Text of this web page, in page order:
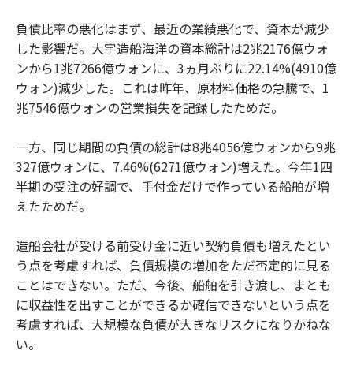
負債比率の悪化はまず、最近の業績悪化で、資本が減少
した影響だ。大宇造船海洋の資本総計は2兆2176億ウォ
ンから1兆7266億ウォンに、3ヵ月ぶりに22.14%(4910億
ウォン)減少した。これは昨年、原材料価格の急騰で、1
兆7546億ウォンの営業損失を記録したためだ。
一方、同じ期間の負債の総計は8兆4056億ウォンから9兆
327億ウォンに、7.46%(6271億ウォン)増えた。今年1四
半期の受注の好調で、手付金だけで作っている船舶が増
えたためだ。
造船会社が受ける前受け金に近い契約負債も増えたとい
う点を考慮すれば、負債規模の増加をただ否定的に見る
ことはできない。ただ、今後、船舶を引き渡し、まとも
に収益性を出すことができるか確信できないという点を
考慮すれば、大規模な負債が大きなリスクになりかねな
い。